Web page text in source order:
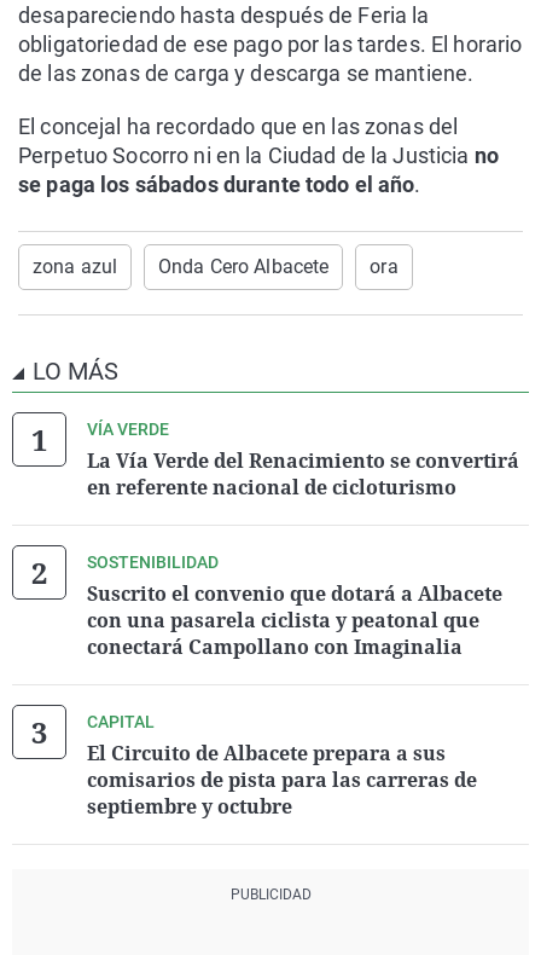
desapareciendo hasta después de Feria la
obligatoriedad de ese pago por las tardes. El horario
de las zonas de carga y descarga se mantiene.
El concejal ha recordado que en las zonas del
Perpetuo Socorro ni en la Ciudad de la Justicia no
se paga los sábados durante todo el año.
zona azul Onda Cero Albacete ora
LO MÁS
VÍA VERDE
La Vía Verde del Renacimiento se convertirá
en referente nacional de cicloturismo
SOSTENIBILIDAD
Suscrito el convenio que dotará a Albacete
con una pasarela ciclista y peatonal que
conectará Campollano con Imaginalia
CAPITAL
El Circuito de Albacete prepara a sus
comisarios de pista para las carreras de
septiembre y octubre